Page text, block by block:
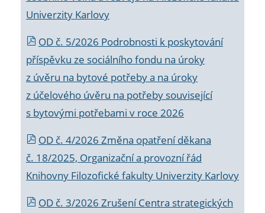
Univerzity Karlovy
OD č. 5/2026 Podrobnosti k poskytování
příspěvku ze sociálního fondu na úroky
z úvěru na bytové potřeby a na úroky
z účelového úvěru na potřeby související
s bytovými potřebami v roce 2026
OD č. 4/2026 Změna opatření děkana
č. 18/2025, Organizační a provozní řád
Knihovny Filozofické fakulty Univerzity Karlovy
OD č. 3/2026 Zrušení Centra strategických